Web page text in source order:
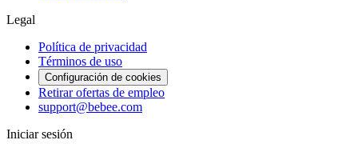
Legal
Política de privacidad
Términos de uso
Configuración de cookies
Retirar ofertas de empleo
support@bebee.com
Iniciar sesión